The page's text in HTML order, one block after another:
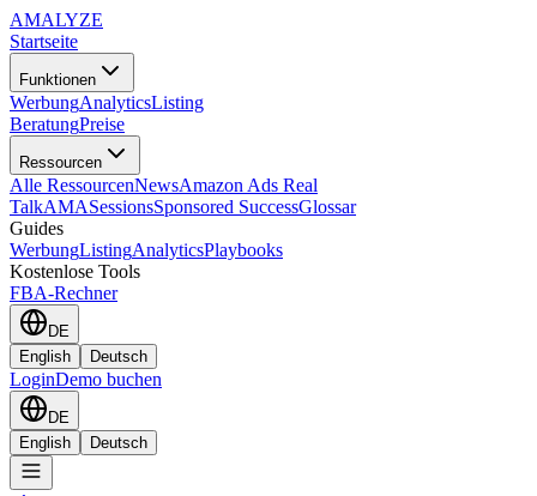
AMALYZE
Startseite
Funktionen
WerbungAnalyticsListing
BeratungPreise
Ressourcen
Alle RessourcenNewsAmazon Ads Real
TalkAMASessionsSponsored SuccessGlossar
Guides
WerbungListingAnalyticsPlaybooks
Kostenlose Tools
FBA-Rechner
DE
English
Deutsch
LoginDemo buchen
DE
English
Deutsch